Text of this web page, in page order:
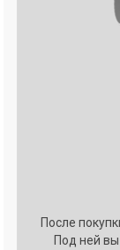
После
Под ней